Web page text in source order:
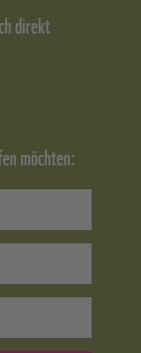
direkt
möchten: